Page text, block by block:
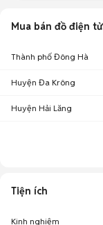
Mua bán đồ điện tử
Thành phố Đông Hà
Huyện Đa Krông
Huyện Hải Lăng
Tiện ích
Kinh nghiệm